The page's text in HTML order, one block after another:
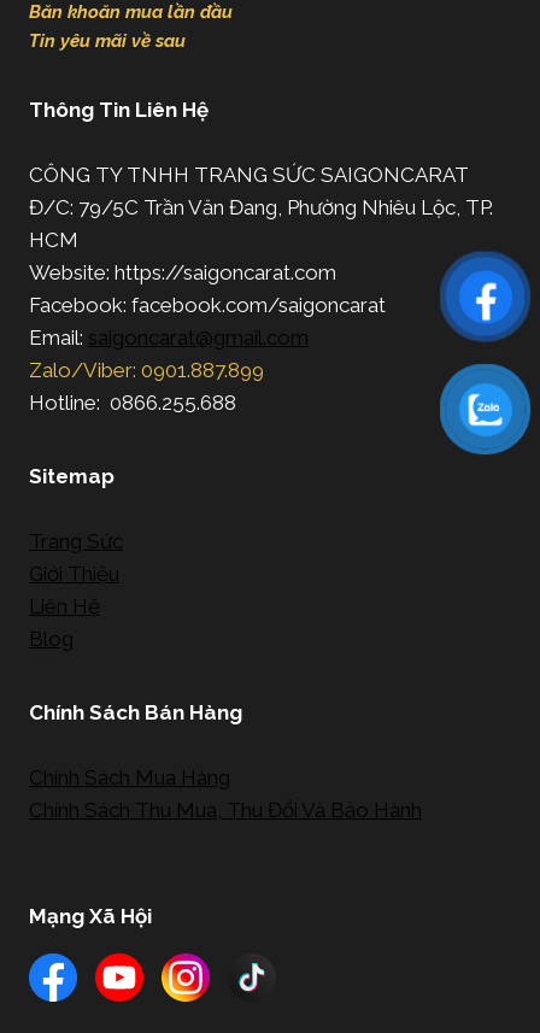
Băn khoăn mua lần đầu
Tin yêu mãi về sau
Thông Tin Liên Hệ
CÔNG TY TNHH TRANG SỨC SAIGONCARAT
Đ/C: 79/5C Trần Văn Đang, Phường Nhiêu Lộc, TP.
HCM
Website: https://saigoncarat.com
Facebook: facebook.com/saigoncarat
Email: saigoncarat@gmail.com
Zalo/Viber: 0901.887.899
Hotline: 0866.255.688
Sitemap
Trang Sức
Giới Thiệu
Liên Hệ
Blog
Chính Sách Bán Hàng
Chính Sách Mua Hàng
Chính Sách Thu Mua, Thu Đổi Và Bảo Hành
Mạng Xã Hội